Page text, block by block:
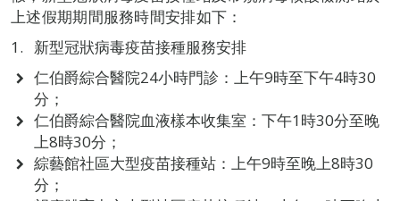
上述假期期間服務時間安排如下：
新型冠狀病毒疫苗接種服務安排
仁伯爵綜合醫院24小時門診：上午9時至下午4時30
分；
仁伯爵綜合醫院血液樣本收集室：下午1時30分至晚
上8時30分；
綜藝館社區大型疫苗接種站：上午9時至晚上8時30
分；